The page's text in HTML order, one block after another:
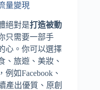
量變現
絕對是打造被動
只需要一部手
心。你可以選擇
、旅遊、美妝、
如Facebook、
產出優質、原創